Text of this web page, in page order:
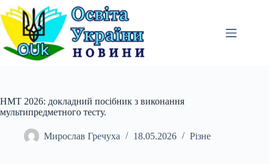
Перейти
до
вмісту
НМТ 2026: докладний посібник з виконання
мультипредметного тесту.
Мирослав Гречуха 18.05.2026 Різне